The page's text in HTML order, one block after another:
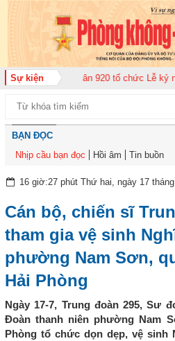
Sự kiện
đoàn Không quân 920 tổ chức Lễ kỷ niệm
BẠN ĐỌC
Nhịp cầu bạn đọc
Hồi âm Tin buồn
16 giờ:27 phút Thứ hai, ngày 17
Cán bộ, chiến sĩ
tham gia vệ sinh
phường Nam Sơn,
Hải Phòng
Ngày 17-7, Trung đoàn 295, Sư
Đoàn thanh niên phường Nam
Phòng tổ chức dọn dẹp, vệ